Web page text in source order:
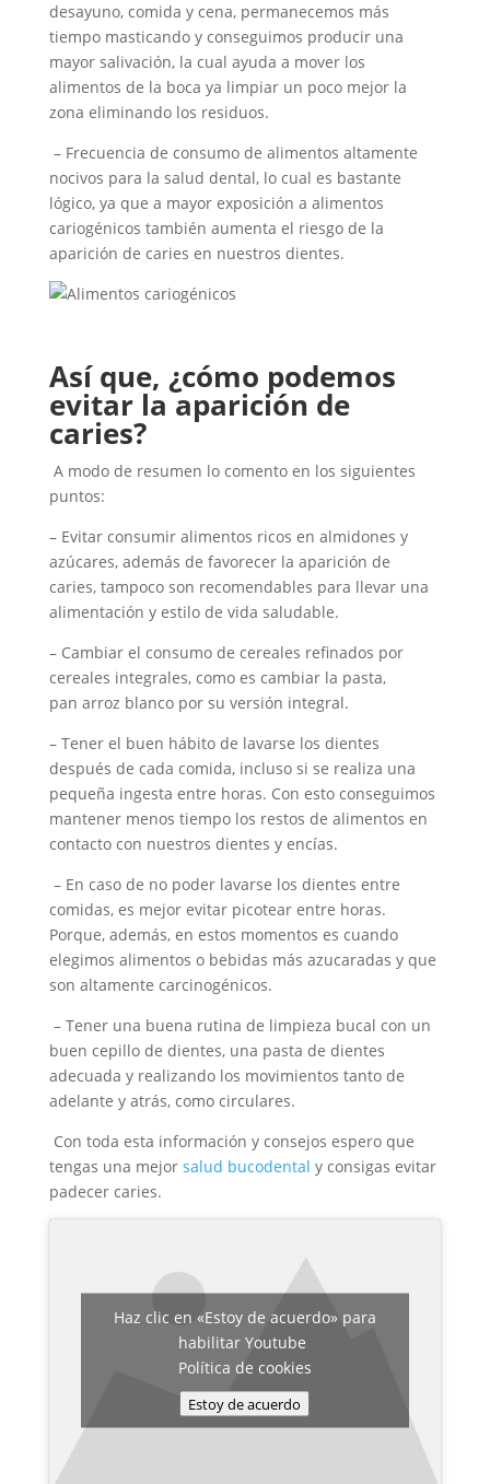
desayuno, comida y cena, permanecemos más
tiempo masticando y conseguimos producir una
mayor salivación, la cual ayuda a mover los
alimentos de la boca ya limpiar un poco mejor la
zona eliminando los residuos.
– Frecuencia de consumo de alimentos altamente
nocivos para la salud dental, lo cual es bastante
lógico, ya que a mayor exposición a alimentos
cariogénicos también aumenta el riesgo de la
aparición de caries en nuestros dientes.
Así que, ¿cómo podemos
evitar la aparición de
caries?
A modo de resumen lo comento en los siguientes
puntos:
– Evitar consumir alimentos ricos en almidones y
azúcares, además de favorecer la aparición de
caries, tampoco son recomendables para llevar una
alimentación y estilo de vida saludable.
– Cambiar el consumo de cereales refinados por
cereales integrales, como es cambiar la pasta,
pan arroz blanco por su versión integral.
– Tener el buen hábito de lavarse los dientes
después de cada comida, incluso si se realiza una
pequeña ingesta entre horas. Con esto conseguimos
mantener menos tiempo los restos de alimentos en
contacto con nuestros dientes y encías.
– En caso de no poder lavarse los dientes entre
comidas, es mejor evitar picotear entre horas.
Porque, además, en estos momentos es cuando
elegimos alimentos o bebidas más azucaradas y que
son altamente carcinogénicos.
– Tener una buena rutina de limpieza bucal con un
buen cepillo de dientes, una pasta de dientes
adecuada y realizando los movimientos tanto de
adelante y atrás, como circulares.
Con toda esta información y consejos espero que
tengas una mejor salud bucodental y consigas evitar
padecer caries.
Haz clic en «Estoy de acuerdo» para
habilitar Youtube
Política de cookies
Estoy de acuerdo